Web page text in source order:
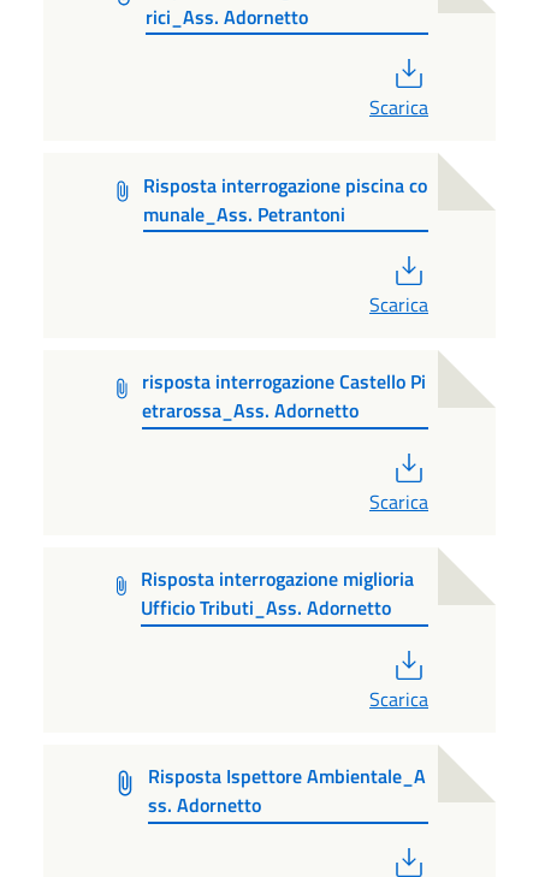
rici_Ass. Adornetto
Scarica
Risposta interrogazione piscina co
munale_Ass. Petrantoni
Scarica
risposta interrogazione Castello Pi
etrarossa_Ass. Adornetto
Scarica
Risposta interrogazione miglioria
Ufficio Tributi_Ass. Adornetto
Scarica
Risposta Ispettore Ambientale_A
ss. Adornetto